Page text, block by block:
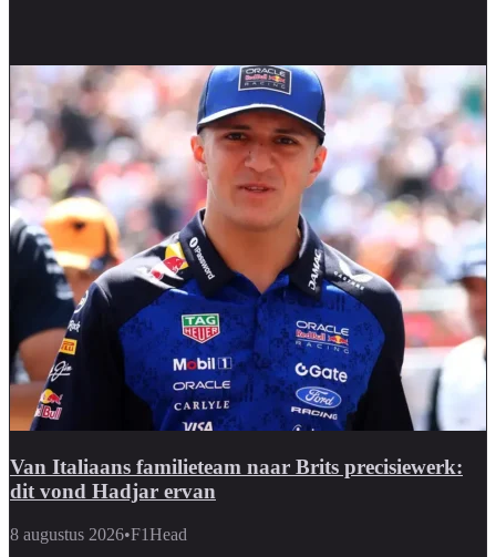
Van Italiaans familieteam naar Brits precisiewerk:
dit vond Hadjar ervan
8 augustus 2026•F1Head